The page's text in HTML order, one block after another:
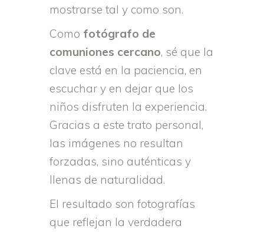
mostrarse tal y como son.
Como fotógrafo de
comuniones cercano, sé que la
clave está en la paciencia, en
escuchar y en dejar que los
niños disfruten la experiencia.
Gracias a este trato personal,
las imágenes no resultan
forzadas, sino auténticas y
llenas de naturalidad.
El resultado son fotografías
que reflejan la verdadera